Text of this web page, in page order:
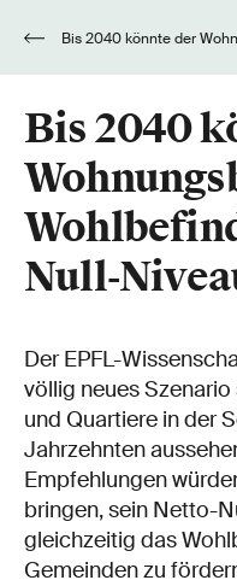
Bis 2040
Null-
Der EPFL-
völlig neues
und Quartiere in der
Jahrzehnten
Empfehlungen
bringen, sein Netto-
gleichzeitig das
Gemeinden zu